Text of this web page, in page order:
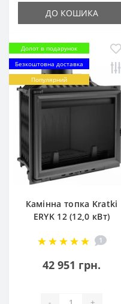
ДО КОШИКА
Долот в подарунок
Безкоштовна доставка
Популярний
Камінна топка Kratki
ERYK 12 (12,0 кВт)
1
42 951 грн.